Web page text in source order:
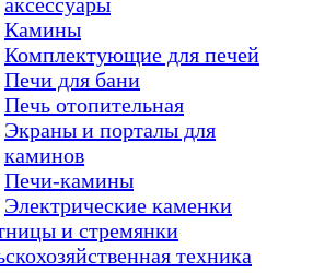
Камины
Комплектующие для печей
Печи для бани
Печь отопительная
Экраны и порталы для
каминов
Печи-камины
Электрические каменки
и стремянки
техника